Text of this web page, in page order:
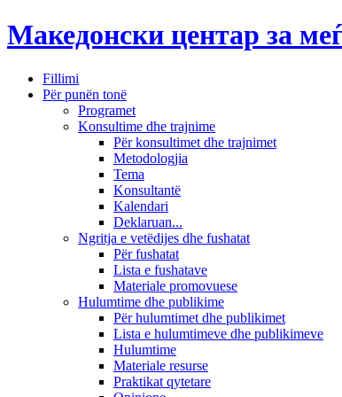
Македонски центар за
Fillimi
Për punën tonë
Programet
Konsultime dhe trajnime
Për konsultimet dhe trajnimet
Metodologjia
Tema
Konsultantë
Kalendari
Deklaruan...
Ngritja e vetëdijes dhe fushatat
Për fushatat
Lista e fushatave
Materiale promovuese
Hulumtime dhe publikime
Për hulumtimet dhe publikimet
Lista e hulumtimeve dhe publikimeve
Hulumtime
Materiale resurse
Praktikat qytetare